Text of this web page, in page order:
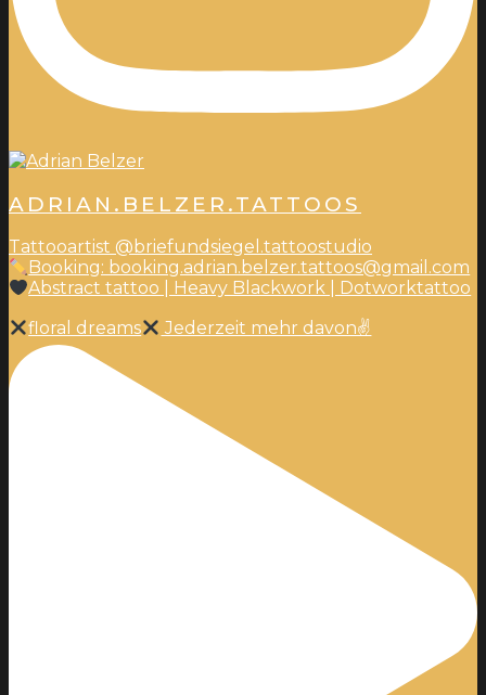
ADRIAN.BELZER.TATTOOS
Tattooartist @briefundsiegel.tattoostudio
Booking: booking.adrian.belzer.tattoos@gmail.com
Abstract tattoo | Heavy Blackwork | Dotworktattoo
floral dreams
Jederzeit mehr davon✌